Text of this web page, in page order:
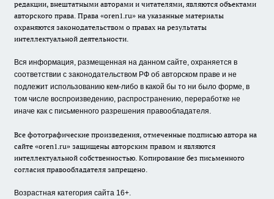
редакции, внештатными авторами и читателями, являются объектами
авторского права. Права «oren1.ru» на указанные материалы
охраняются законодательством о правах на результаты
интеллектуальной деятельности.
Вся информация, размещенная на данном сайте, охраняется в
соответствии с законодательством РФ об авторском праве и не
подлежит использованию кем-либо в какой бы то ни было форме, в
том числе воспроизведению, распространению, переработке не
иначе как с письменного разрешения правообладателя.
Все фотографические произведения, отмеченные подписью автора на
сайте «oren1.ru» защищены авторским правом и являются
интеллектуальной собственностью. Копирование без письменного
согласия правообладателя запрещено.
Возрастная категория сайта 16+.